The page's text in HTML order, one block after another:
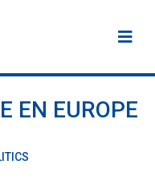
EN EUROPE